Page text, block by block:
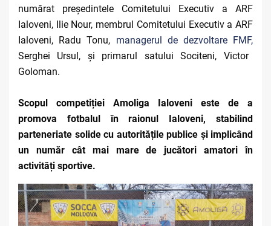
numărat președintele Comitetului Executiv a ARF
Ialoveni, Ilie Nour, membrul Comitetului Executiv a ARF
Ialoveni, Radu Tonu, managerul de dezvoltare FMF,
Serghei Ursul, și primarul satului Sociteni, Victor
Goloman.
Scopul competiției Amoliga Ialoveni este de a
promova fotbalul în raionul Ialoveni, stabilind
parteneriate solide cu autoritățile publice și implicând
un număr cât mai mare de jucători amatori în
activități sportive.